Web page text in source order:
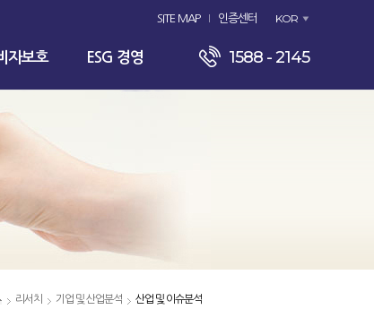
SITE MAP 인증센터 KOR
자보호 ESG 경영 1588 - 2145
리서치 기업 및 산업분석 산업 및 이슈분석